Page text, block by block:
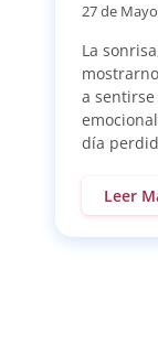
27 de
La
a
día
Leer